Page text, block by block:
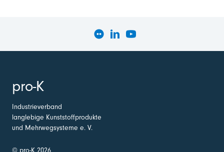
pro-K
Industrieverband
langlebige Kunststoffprodukte
und Mehrwegsysteme e. V.
© pro-K 2026